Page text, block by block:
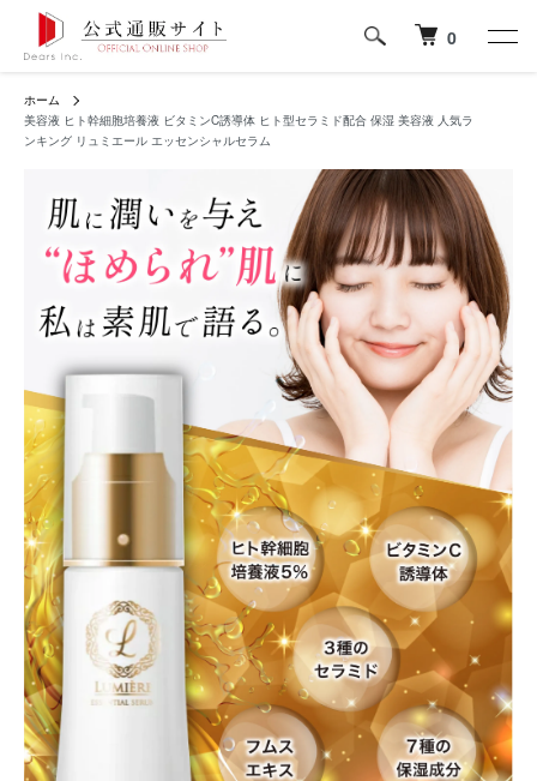
0
ホーム
美容液 ヒト幹細胞培養液 ビタミンC誘導体 ヒト型セラミド配合 保湿 美容液 人気ラ
ンキング リュミエール エッセンシャルセラム